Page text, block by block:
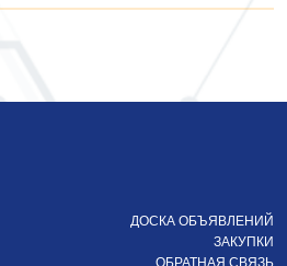
ДОСКА ОБЪЯВЛЕНИЙ
ЗАКУПКИ
ОБРАТНАЯ СВЯЗЬ